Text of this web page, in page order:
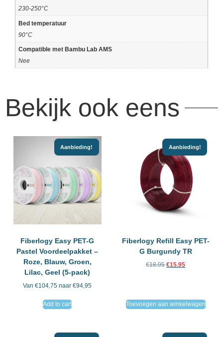
230-250°C
Bed temperatuur
90°C
Compatible met Bambu Lab AMS
Nee
Bekijk ook eens
Aanbieding!
Fiberlogy Easy PET-G
Pastel Voordeelpakket –
Roze, Blauw, Groen,
Lilac, Geel (5-pack)
Van €104,75 naar €94,95
Add to cart
Aanbieding!
Fiberlogy Refill Easy PET-
G Burgundy TR
€18.95 €15.95
Toevoegen aan winkelwagen